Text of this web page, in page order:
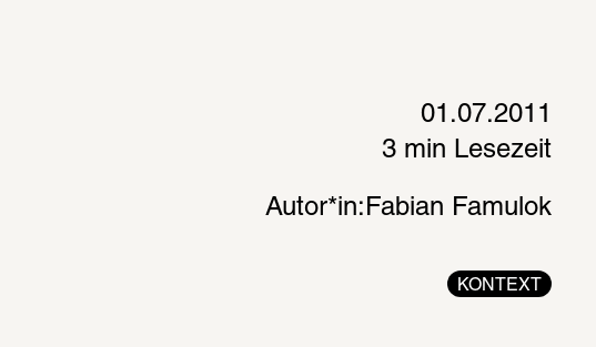
01.07.2011
3 min Lesezeit
Autor*in: Fabian Famulok
KONTEXT